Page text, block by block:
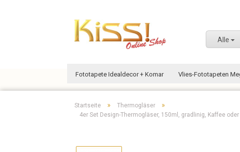
Alle
Fototapete Idealdecor + Komar Vlies-Fototapeten
Startseite » Thermogläser »
4er Set Design-Thermogläser, 150ml, gradlinig, Kaffee